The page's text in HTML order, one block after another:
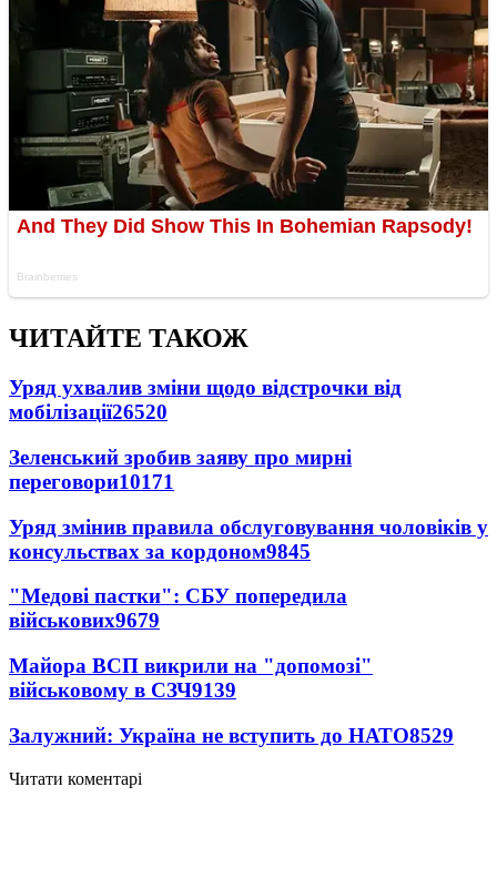
ЧИТАЙТЕ ТАКОЖ
Уряд ухвалив зміни щодо відстрочки від
мобілізації26520
Зеленський зробив заяву про мирні
переговори10171
Уряд змінив правила обслуговування чоловіків у
консульствах за кордоном9845
"Медові пастки": СБУ попередила
військових9679
Майора ВСП викрили на "допомозі"
військовому в СЗЧ9139
Залужний: Україна не вступить до НАТО8529
Читати коментарі